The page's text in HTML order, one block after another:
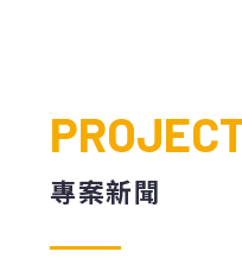
專案新聞